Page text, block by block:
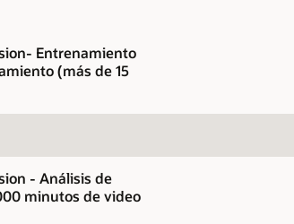
Entrenamiento
(más de 15
- Análisis de
minutos de video